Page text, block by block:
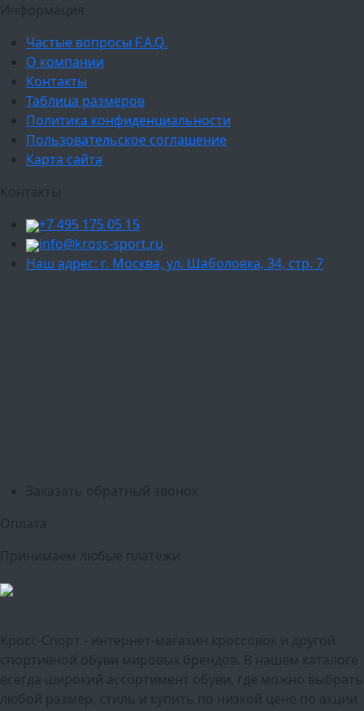
Информация
Частые вопросы F.A.Q.
О компании
Контакты
Таблица размеров
Политика конфиденциальности
Пользовательское соглашение
Карта сайта
Контакты
+7 495 175 05 15
info@kross-sport.ru
Наш адрес: г. Москва, ул. Шаболовка, 34, стр. 7
Заказать обратный звонок
Оплата
Принимаем любые платежи
Кросс-Спорт - интернет-магазин кроссовок и другой
спортивной обуви мировых брендов. В нашем каталоге
всегда широкий ассортимент обуви, где можно выбрать
любой размер, стиль и купить по низкой цене по акции